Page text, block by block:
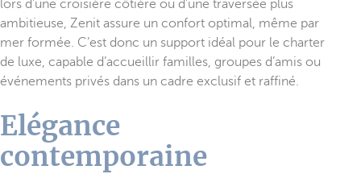
lors d’une croisière côtière ou d’une traversée plus
ambitieuse, Zenit assure un confort optimal, même par
mer formée. C’est donc un support idéal pour le charter
de luxe, capable d’accueillir familles, groupes d’amis ou
événements privés dans un cadre exclusif et raffiné.
Elégance
contemporaine